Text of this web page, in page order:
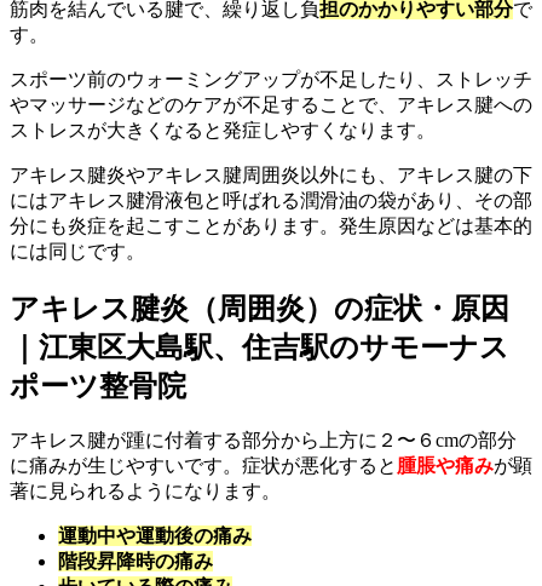
筋肉を結んでいる腱で、繰り返し負担のかかりやすい部分で
す。
スポーツ前のウォーミングアップが不足したり、ストレッチ
やマッサージなどのケアが不足することで、アキレス腱への
ストレスが大きくなると発症しやすくなります。
アキレス腱炎やアキレス腱周囲炎以外にも、アキレス腱の下
にはアキレス腱滑液包と呼ばれる潤滑油の袋があり、その部
分にも炎症を起こすことがあります。発生原因などは基本的
には同じです。
アキレス腱炎（周囲炎）の症状・原因
｜江東区大島駅、住吉駅のサモーナス
ポーツ整骨院
アキレス腱が踵に付着する部分から上方に２〜６cmの部分
に痛みが生じやすいです。症状が悪化すると 腫脹や痛みが顕
著に見られるようになります。
運動中や運動後の痛み
階段昇降時の痛み